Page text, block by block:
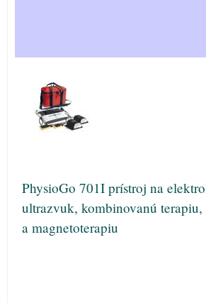
PhysioGo 701I prístroj na
ultrazvuk, kombinovanú terapiu,
a magnetoterapiu